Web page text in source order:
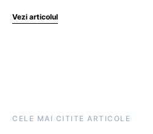
Vezi articolul
CELE MAI CITITE ARTICOLE